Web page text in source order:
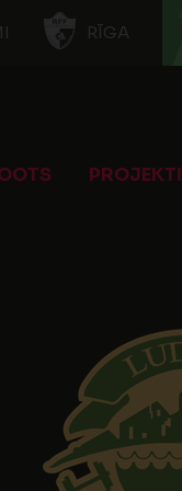
RĪGA
PROJEKTI